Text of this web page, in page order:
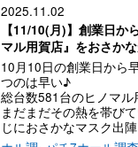
2025.11.02
【11/10(月)】創業日か
マル用賀店』をおさか
10月10日の創業日から
つのは早い♪
総台数581台のヒノマル
まだまだその熱を帯び
じにおさかなマスク出陣